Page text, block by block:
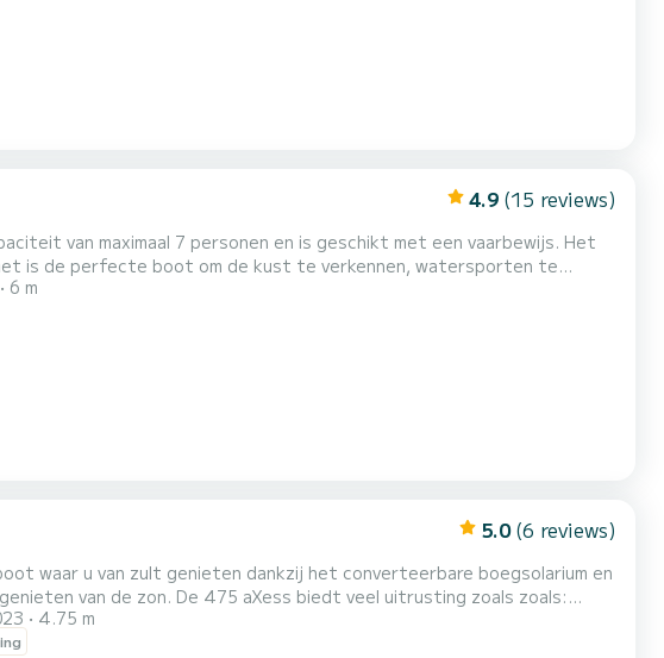
4.9 (15 reviews)
van maximaal 7 personen en is geschikt met een vaarbewijs. Het
is de perfecte boot om de kust te verkennen, watersporten te
6 m
5.0 (6 reviews)
waar u van zult genieten dankzij het converteerbare boegsolarium en
veel uitrusting zoals zoals:
tafel, converteerbaar boegsolarium, GPS, synthetisch teakhout
4.75 m